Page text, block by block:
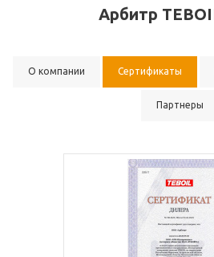
Арбитр
О компании Сертификаты
Партнеры